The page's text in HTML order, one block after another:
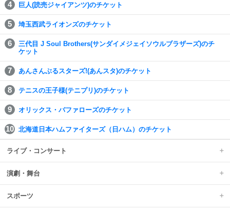
巨人(読売ジャイアンツ)のチケット
埼玉西武ライオンズのチケット
三代目 J Soul Brothers(サンダイメジェイソウルブラザーズ)のチ
ケット
あんさんぶるスターズ!(あんスタ)のチケット
テニスの王子様(テニプリ)のチケット
オリックス・バファローズのチケット
北海道日本ハムファイターズ（日ハム）のチケット
ライブ・コンサート
演劇・舞台
スポーツ